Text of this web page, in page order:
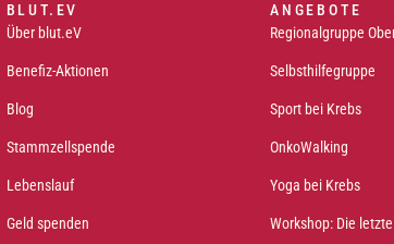
BLUT.EV
Über blut.eV
Benefiz-Aktionen
Blog
Stammzellspende
Lebenslauf
Geld spenden
ANGEBOTE
Regionalgruppe
Selbsthilfegruppe
Sport bei Krebs
OnkoWalking
Yoga bei Krebs
Workshop: Die